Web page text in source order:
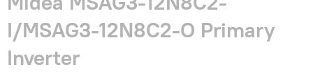
I/MSAG3-12N8C2-O Primary
Inverter